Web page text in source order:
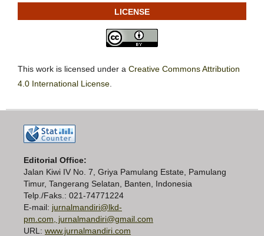
LICENSE
This work is licensed under a Creative Commons Attribution
4.0 International License.
Editorial Office:
Jalan Kiwi IV No. 7, Griya Pamulang Estate, Pamulang
Timur, Tangerang Selatan, Banten, Indonesia
Telp./Faks.: 021-74771224
E-mail: jurnalmandiri@lkd-
pm.com, jurnalmandiri@gmail.com
URL: www.jurnalmandiri.com